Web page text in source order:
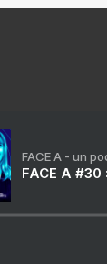
FACE A - un
FACE A